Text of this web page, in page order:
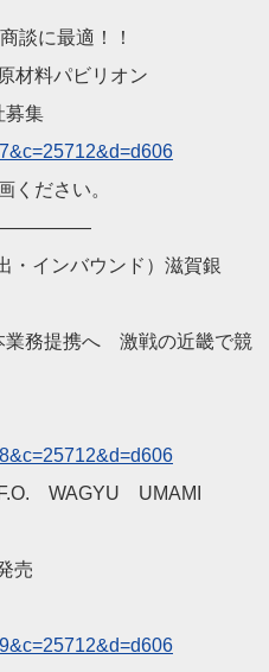
談に最適！！
材料パビリオン
募集
ください。
・インバウンド）滋賀銀
業務提携へ 激戦の近畿で競
WAGYU UMAMI
売